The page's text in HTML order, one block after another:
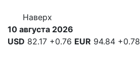
Наверх
10 августа 2026
USD 82.17 +0.76 EUR 94.84 +0.78